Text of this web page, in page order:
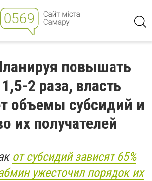
повышать
2 раза, власть
объемы субсидий и
их получателей
от субсидий зависят 65%
ужесточил порядок их